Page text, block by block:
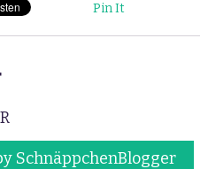
Pin It
SchnäppchenBlogger